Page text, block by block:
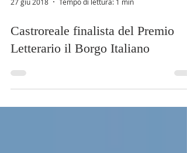
27 giu 2018 Tempo di lettura: 1 min
Castroreale finalista del Premio
Letterario il Borgo Italiano